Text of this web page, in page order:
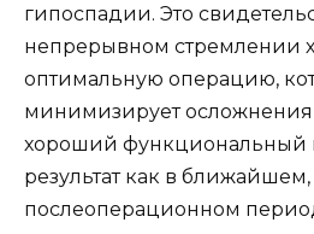
гипоспадии. Это
непрерывном стремлении
оптимальную операцию,
минимизирует осложнения
хороший функциональный
результат как в
послеоперационном